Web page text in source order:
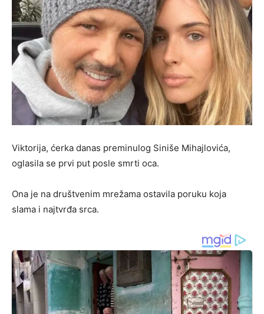
Viktorija, ćerka danas preminulog Siniše Mihajlovića,
oglasila se prvi put posle smrti oca.
Ona je na društvenim mrežama ostavila poruku koja
slama i najtvrđa srca.